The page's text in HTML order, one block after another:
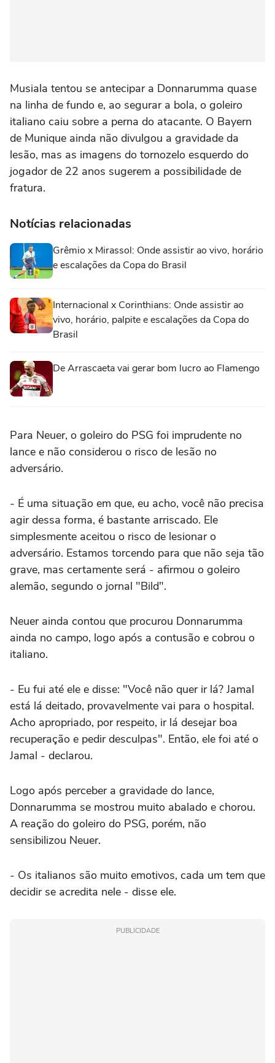
Musiala tentou se antecipar a Donnarumma quase
na linha de fundo e, ao segurar a bola, o goleiro
italiano caiu sobre a perna do atacante. O Bayern
de Munique ainda não divulgou a gravidade da
lesão, mas as imagens do tornozelo esquerdo do
jogador de 22 anos sugerem a possibilidade de
fratura.
Notícias relacionadas
Grêmio x Mirassol: Onde assistir ao vivo, horário
e escalações da Copa do Brasil
Internacional x Corinthians: Onde assistir ao
vivo, horário, palpite e escalações da Copa do
Brasil
De Arrascaeta vai gerar bom lucro ao Flamengo
Para Neuer, o goleiro do PSG foi imprudente no
lance e não considerou o risco de lesão no
adversário.
- É uma situação em que, eu acho, você não precisa
agir dessa forma, é bastante arriscado. Ele
simplesmente aceitou o risco de lesionar o
adversário. Estamos torcendo para que não seja tão
grave, mas certamente será - afirmou o goleiro
alemão, segundo o jornal "Bild".
Neuer ainda contou que procurou Donnarumma
ainda no campo, logo após a contusão e cobrou o
italiano.
- Eu fui até ele e disse: "Você não quer ir lá? Jamal
está lá deitado, provavelmente vai para o hospital.
Acho apropriado, por respeito, ir lá desejar boa
recuperação e pedir desculpas". Então, ele foi até o
Jamal - declarou.
Logo após perceber a gravidade do lance,
Donnarumma se mostrou muito abalado e chorou.
A reação do goleiro do PSG, porém, não
sensibilizou Neuer.
- Os italianos são muito emotivos, cada um tem que
decidir se acredita nele - disse ele.
PUBLICIDADE